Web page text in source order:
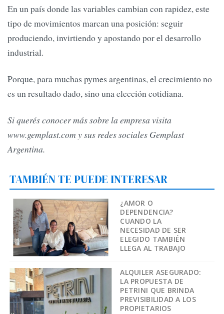
En un país donde las variables cambian con rapidez, este
tipo de movimientos marcan una posición: seguir
produciendo, invirtiendo y apostando por el desarrollo
industrial.
Porque, para muchas pymes argentinas, el crecimiento no
es un resultado dado, sino una elección cotidiana.
Si querés conocer más sobre la empresa visita
www.gemplast.com y sus redes sociales Gemplast
Argentina.
TAMBIÉN TE PUEDE INTERESAR
¿AMOR O
DEPENDENCIA?
CUANDO LA
NECESIDAD DE SER
ELEGIDO TAMBIÉN
LLEGA AL TRABAJO
ALQUILER ASEGURADO:
LA PROPUESTA DE
PETRINI QUE BRINDA
PREVISIBILIDAD A LOS
PROPIETARIOS